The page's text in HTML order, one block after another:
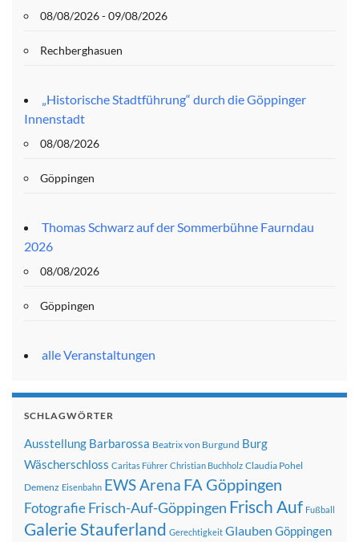
08/08/2026 - 09/08/2026
Rechberghasuen
„Historische Stadtführung“ durch die Göppinger
Innenstadt
08/08/2026
Göppingen
Thomas Schwarz auf der Sommerbühne Faurndau
2026
08/08/2026
Göppingen
alle Veranstaltungen
SCHLAGWÖRTER
Ausstellung Barbarossa Beatrix von Burgund Burg
Wäscherschloss Caritas Führer Christian Buchholz Claudia Pohel
Demenz Eisenbahn EWS Arena FA Göppingen
FotografieFrisch-Auf-Göppingen Frisch Auf Fußball
Galerie Stauferland Gerechtigkeit Glauben Göppingen